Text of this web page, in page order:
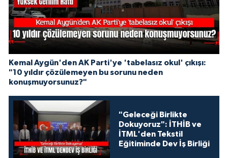
Kemal Aygün'den AK Parti'ye 'tabelasız okul' çıkışı:
"10 yıldır çözülemeyen bu sorunu neden
konuşmuyorsunuz?"
"Geleceği Birlikte
Dokuyoruz": İTHİB ve
İTML'den Tekstil
Eğitiminde Dev İş Birliği